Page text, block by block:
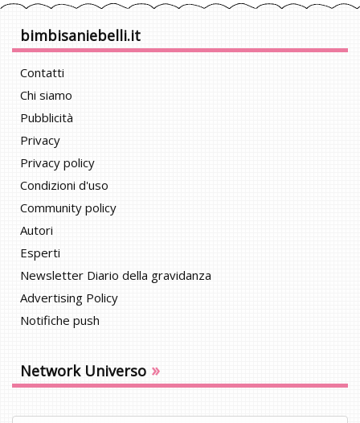
bimbisaniebelli.it
Contatti
Chi siamo
Pubblicità
Privacy
Privacy policy
Condizioni d'uso
Community policy
Autori
Esperti
Newsletter Diario della gravidanza
Advertising Policy
Notifiche push
Network Universo »